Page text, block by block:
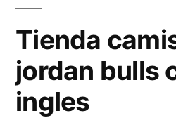
Tienda
jordan bulls
ingles